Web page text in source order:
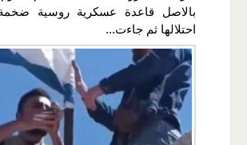
بالاصل قاعدة عسكرية روسية
احتلالها ثم جاءت...